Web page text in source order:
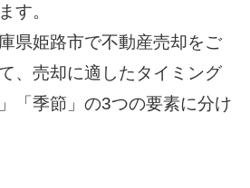
す。
県姫路市で不動産売却をご
、売却に適したタイミング
「季節」の3つの要素に分け